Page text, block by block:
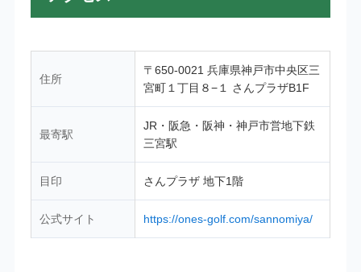
住所
〒650-0021 兵庫県神戸市中央区三
宮町１丁目８−１ さんプラザB1F
最寄駅
JR・阪急・阪神・神戸市営地下鉄
三宮駅
目印 さんプラザ 地下1階
公式サイト https://ones-golf.com/sannomiya/